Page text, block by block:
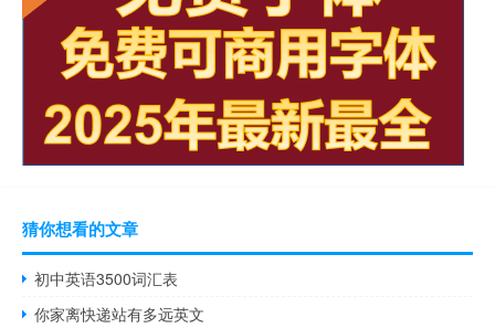
猜你想看的文章
初中英语3500词汇表
你家离快递站有多远英文